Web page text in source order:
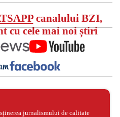
canalului BZI,
cu cele mai noi știri
jurnalismului de calitate